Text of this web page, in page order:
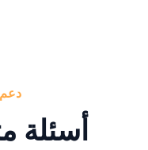
دعم
أسئلة